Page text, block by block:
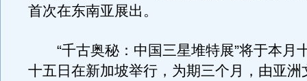
首次在东南亚展出。
“千古奥秘：中国三星堆特展”将于本月
十五日在新加坡举行，为期三个月，由亚洲